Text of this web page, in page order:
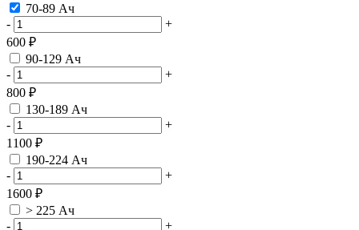
70-89 Ач
-
+
600 ₽
90-129 Ач
-
+
800 ₽
130-189 Ач
-
+
1100 ₽
190-224 Ач
-
+
1600 ₽
> 225 Ач
-
+